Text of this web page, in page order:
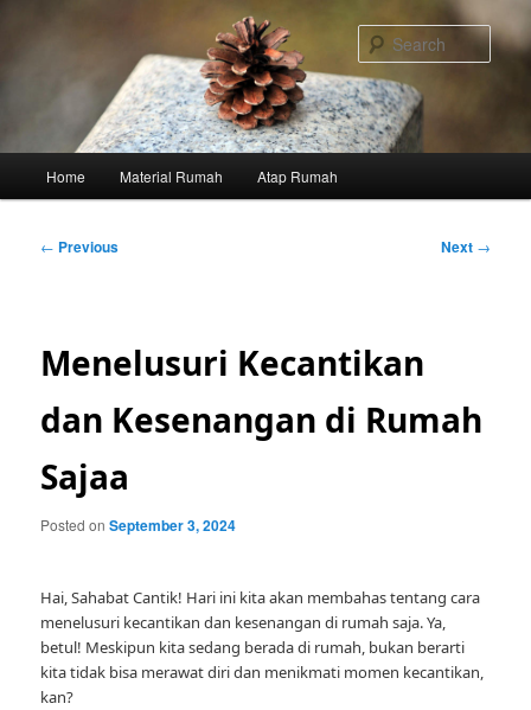
Home Material Rumah Atap Rumah
Post
← Previous Next →
Menelusuri Kecantikan
dan Kesenangan di Rumah
Sajaa
Posted onSeptember 3, 2024
Hai, Sahabat Cantik! Hari ini kita akan membahas tentang cara
menelusuri kecantikan dan kesenangan di rumah saja. Ya,
betul! Meskipun kita sedang berada di rumah, bukan berarti
kita tidak bisa merawat diri dan menikmati momen kecantikan,
kan?